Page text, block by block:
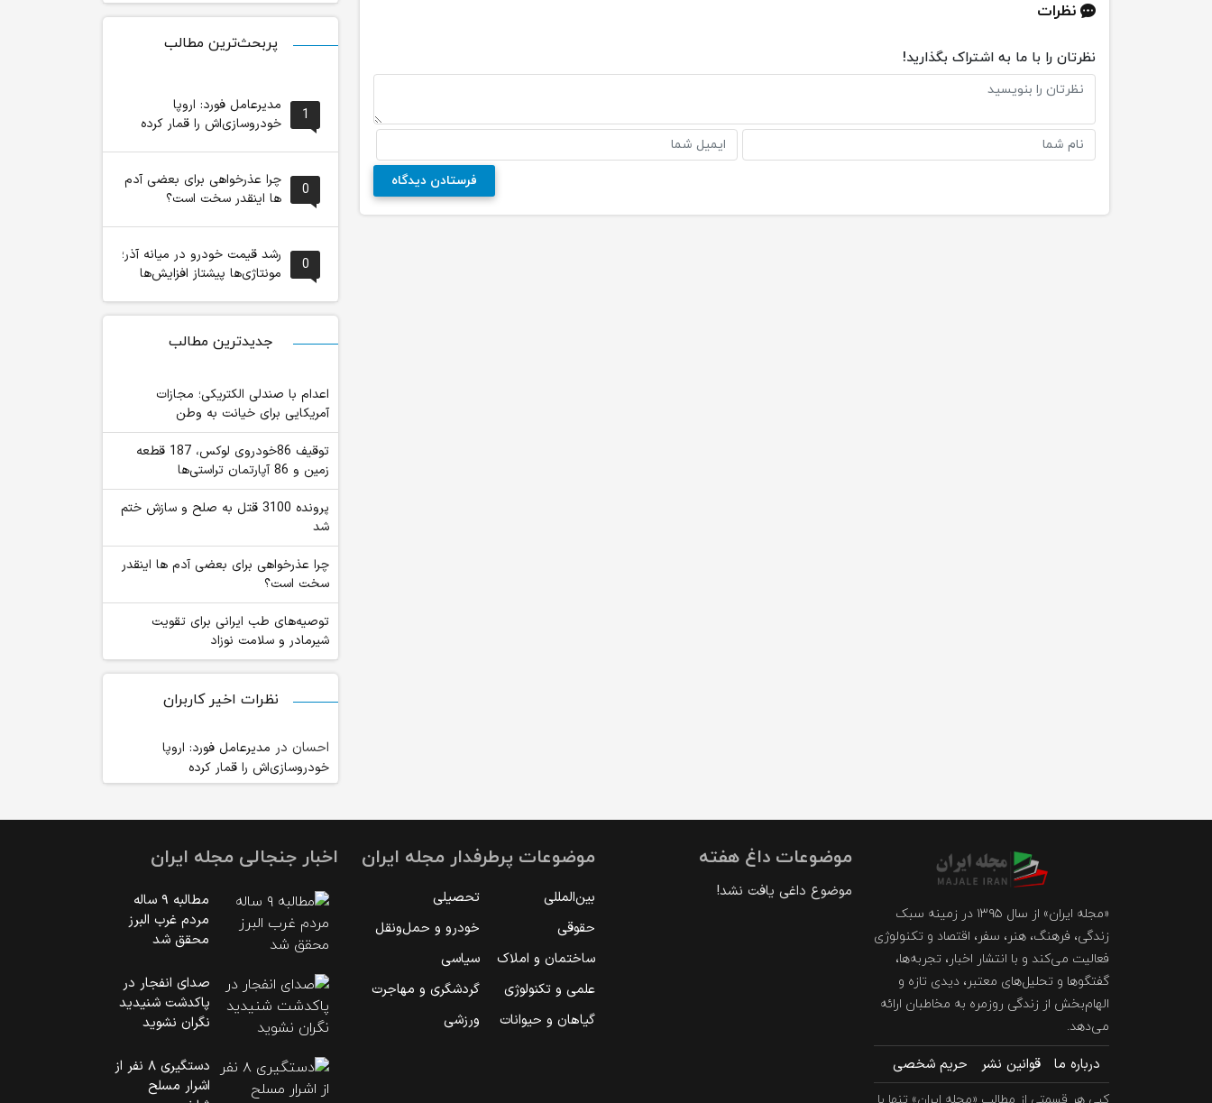
نظرات
نظرتان را با ما به اشتراک بگذارید!
پربحث‌ترین مطالب
1
مدیرعامل فورد: اروپا
خودروسازی‌اش را قمار کرده
0
چرا عذرخواهی برای بعضی آدم
ها اینقدر سخت است؟
0
رشد قیمت خودرو در میانه آذر؛
مونتاژی‌ها پیشتاز افزایش‌ها
جدیدترین مطالب
اعدام با صندلی الکتریکی؛ مجازات
آمریکایی برای خیانت به وطن
توقیف 86خودروی لوکس، 187 قطعه
زمین و 86 آپارتمان تراستی‌ها
پرونده 3100 قتل به صلح و سازش ختم
شد
چرا عذرخواهی برای بعضی آدم ها اینقدر
سخت است؟
توصیه‌های طب ایرانی برای تقویت
شیرمادر و سلامت نوزاد
نظرات اخیر کاربران
احسان در مدیرعامل فورد: اروپا
خودروسازی‌اش را قمار کرده
«مجله ایران» از سال ۱۳۹۵ در زمینه سبک
زندگی، فرهنگ، هنر، سفر، اقتصاد و تکنولوژی
فعالیت می‌کند و با انتشار اخبار، تجربه‌ها،
گفتگوها و تحلیل‌های معتبر، دیدی تازه و
الهام‌بخش از زندگی روزمره به مخاطبان ارائه
می‌دهد.
درباره ما قوانین نشر حریم شخصی
کپی هر قسمتی از مطالب «مجله ایران» تنها با
موضوعات داغ هفته
موضوع داغی یافت نشد!
موضوعات پرطرفدار مجله ایران
بین‌المللی
تحصیلی
حقوقی
خودرو و حمل‌و‌نقل
ساختمان و املاک
سیاسی
علمی و تکنولوژی
گردشگری و مهاجرت
گیاهان و حیوانات
ورزشی
اخبار جنجالی مجله ایران
مطالبه ۹ ساله
مردم غرب البرز
محقق شد
صدای انفجار در
پاکدشت شنیدید
نگران نشوید
دستگیری ۸ نفر از
اشرار مسلح